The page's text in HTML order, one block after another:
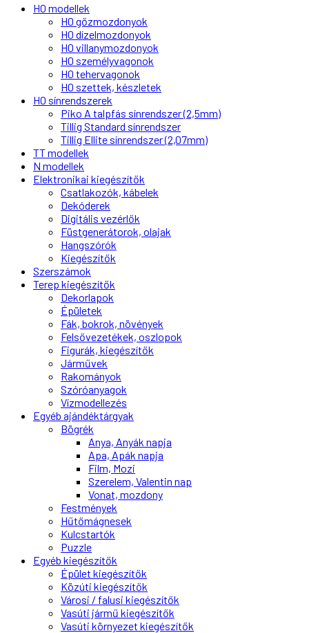
H0 modellek
H0 gőzmozdonyok
H0 dízelmozdonyok
H0 villanymozdonyok
H0 személyvagonok
H0 tehervagonok
H0 szettek, készletek
H0 sínrendszerek
Piko A talpfás sínrendszer (2,5mm)
Tillig Standard sínrendszer
Tillig Ellite sínrendszer (2,07mm)
TT modellek
N modellek
Elektronikai kiegészítők
Csatlakozók, kábelek
Dekóderek
Digitális vezérlők
Füstgenerátorok, olajak
Hangszórók
Kiegészítők
Szerszámok
Terep kiegészítők
Dekorlapok
Épületek
Fák, bokrok, növények
Felsővezetékek, oszlopok
Figurák, kiegészítők
Járművek
Rakományok
Szóróanyagok
Vízmodellezés
Egyéb ajándéktárgyak
Bögrék
Anya, Anyák napja
Apa, Apák napja
Film, Mozi
Szerelem, Valentin nap
Vonat, mozdony
Festmények
Hűtőmágnesek
Kulcstartók
Puzzle
Egyéb kiegészítők
Épület kiegészítők
Közúti kiegészítők
Városi / falusi kiegészítők
Vasúti jármű kiegészítők
Vasúti környezet kiegészítők